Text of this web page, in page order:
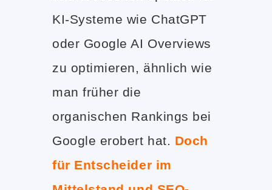
KI-Systeme wie ChatGPT
oder Google AI Overviews
zu optimieren, ähnlich wie
man früher die
organischen Rankings bei
Google erobert hat. Doch
für Entscheider im